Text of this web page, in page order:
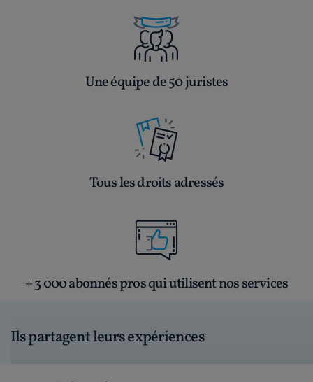
Une équipe de 50 juristes
Tous les droits adressés
+ 3 000 abonnés pros qui utilisent nos services
Ils partagent leurs expériences